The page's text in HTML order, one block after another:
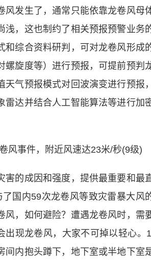
风发生了，通常只能依靠龙卷风母
浅，这也制约了相关预报预警业务
和综合资料研判，可对龙卷风形成
螺旋度等）进行预报，可提前预判
天气预报模式对回波演变进行预报
雷达并结合人工智能算法等进行加
事件，附近风速达23米/秒(9级)
的成因和强度，提供最重要和最
国内59次龙卷风等致灾雷暴大风
风，如何避险？遭遇龙卷风时，需
出现龙卷风，大家不可掉以轻心。
间内抱头蹲下，地下室或半地下室